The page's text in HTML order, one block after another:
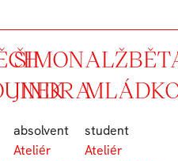
ŠIMON
JINDRA
absolvent
Ateliér
student
Ateliér